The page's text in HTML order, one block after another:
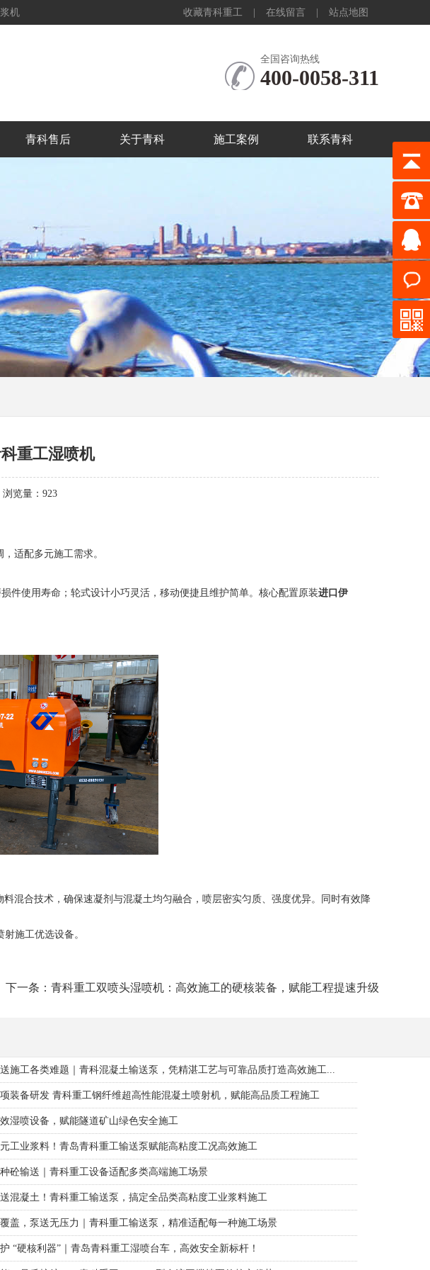
收藏青科重工 在线留言 站点地图
机
全国咨询热线
400-0058-311
青科售后 关于青科 施工案例 联系青科
重工湿喷机
览量： 923
适配多元施工需求。
件使用寿命；轮式设计小巧灵活，移动便捷且维护简单。核心配置原装进口伊
混合技术，确保速凝剂与混凝土均匀融合，喷层密实匀质、强度优异。同时有效降
施工优选设备。
下一条：青科重工双喷头湿喷机：高效施工的硬核装备，赋能工程提速升级
施工各类难题｜青科混凝土输送泵，凭精湛工艺与可靠品质打造高效施工...
装备研发 青科重工钢纤维超高性能混凝土喷射机，赋能高品质工程施工
湿喷设备，赋能隧道矿山绿色安全施工
工业浆料！青岛青科重工输送泵赋能高粘度工况高效施工
砼输送｜青科重工设备适配多类高端施工场景
混凝土！青科重工输送泵，搞定全品类高粘度工业浆料施工
盖，泵送无压力｜青科重工输送泵，精准适配每一种施工场景
“硬核利器”｜青岛青科重工湿喷台车，高效安全新标杆！